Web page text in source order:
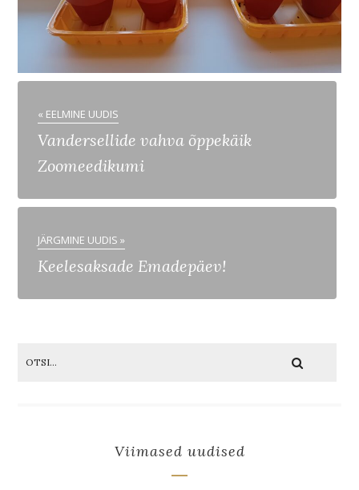
« EELMINE UUDIS
Vandersellide vahva õppekäik
Zoomeedikumi
JÄRGMINE UUDIS »
Keelesaksade Emadepäev!
Viimased uudised